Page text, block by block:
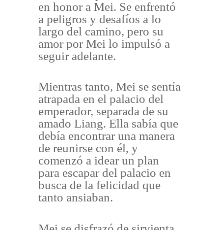
en honor a Mei. Se enfrentó
a peligros y desafíos a lo
largo del camino, pero su
amor por Mei lo impulsó a
seguir adelante.
Mientras tanto, Mei se sentía
atrapada en el palacio del
emperador, separada de su
amado Liang. Ella sabía que
debía encontrar una manera
de reunirse con él, y
comenzó a idear un plan
para escapar del palacio en
busca de la felicidad que
tanto ansiaban.